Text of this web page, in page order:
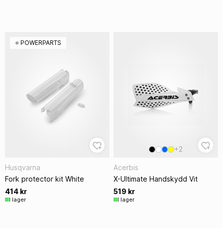
⭐️ POWERPARTS
Husqvarna
Fork protector kit White
414 kr
I lager
+2
Acerbis
X-Ultimate Handskydd Vit
519 kr
I lager